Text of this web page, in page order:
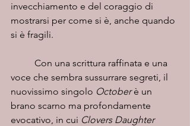
invecchiamento e del coraggio di
mostrarsi per come si è, anche quando
si è fragili.
voce che sembra sussurrare segreti, il
nuovissimo singolo October è un
brano scarno ma profondamente
evocativo, in cui Clovers Daughter